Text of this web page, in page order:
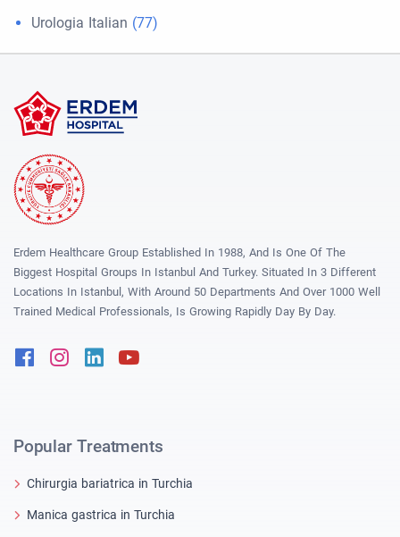
Urologia Italian (77)
Erdem Healthcare Group Established In 1988, And Is One Of The
Biggest Hospital Groups In Istanbul And Turkey. Situated In 3 Different
Locations In Istanbul, With Around 50 Departments And Over 1000 Well
Trained Medical Professionals, Is Growing Rapidly Day By Day.
FacebookInstagram
Linkedin
Popular Treatments
Chirurgia bariatrica in Turchia
Manica gastrica in Turchia